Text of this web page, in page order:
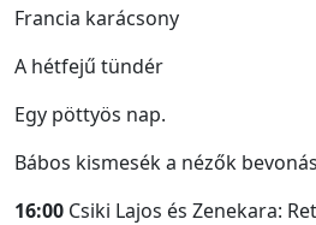
Francia karácsony
A hétfejű tündér
Egy pöttyös nap.
Bábos kismesék a nézők
16:00 Csiki Lajos és Zenekara: